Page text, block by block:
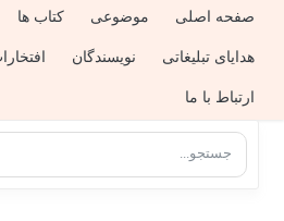
صفحه اصلی موضوعی کتاب ها
هدایای تبلیغاتی نویسندگان
ارتباط با ما